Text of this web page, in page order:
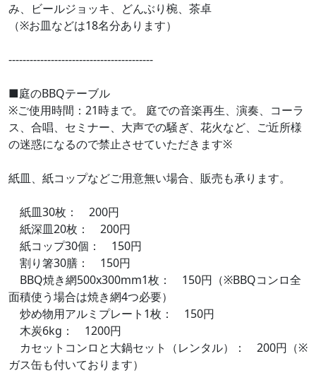
み、ビールジョッキ、どんぶり椀、茶卓
（※お皿などは18名分あります）
-----------------------------------------
■庭のBBQテーブル
※ご使用時間：21時まで。 庭での音楽再生、演奏、コーラ
ス、合唱、セミナー、大声での騒ぎ、花火など、ご近所様
の迷惑になるので禁止させていただきます※
紙皿、紙コップなどご用意無い場合、販売も承ります。
紙皿30枚： 200円
紙深皿20枚： 200円
紙コップ30個： 150円
割り箸30膳： 150円
BBQ焼き網500x300mm1枚： 150円（※BBQコンロ全
面積使う場合は焼き網4つ必要）
炒め物用アルミプレート1枚： 150円
木炭6kg： 1200円
カセットコンロと大鍋セット（レンタル）： 200円（※
ガス缶も付いております）